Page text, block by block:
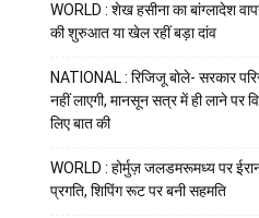
WORLD : शेख हसीना का बांग्लादेश
की शुरुआत या खेल रहीं बड़ा दांव
NATIONAL : रिजिजू बोले- सरकार
नहीं लाएगी, मानसून सत्र में ही लाने पर
लिए बात की
WORLD : होर्मुज़ जलडमरूमध्य पर
प्रगति, शिपिंग रूट पर बनी सहमति